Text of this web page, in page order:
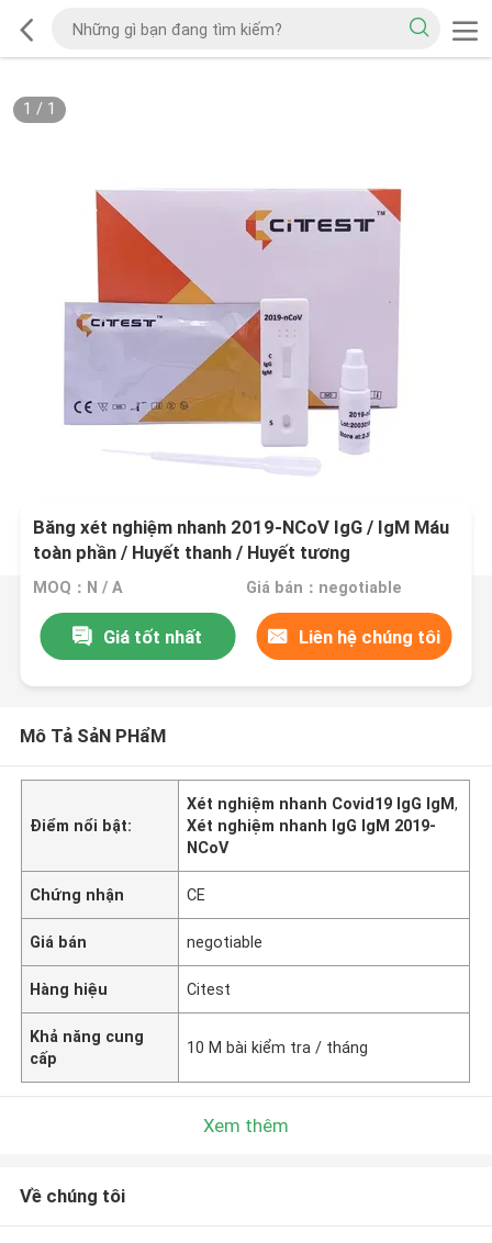
1 / 1
Băng xét nghiệm nhanh 2019-NCoV IgG / IgM Máu
toàn phần / Huyết thanh / Huyết tương
MOQ：N / A Giá bán：negotiable
Giá tốt nhất Liên hệ chúng tôi
Mô Tả SảN PHẩM
Điểm nổi bật:
Xét nghiệm nhanh Covid19 IgG IgM,
Xét nghiệm nhanh IgG IgM 2019-
NCoV
Chứng nhận CE
Giá bán negotiable
Hàng hiệu Citest
Khả năng cung
cấp
10 M bài kiểm tra / tháng
Xem thêm
Về chúng tôi